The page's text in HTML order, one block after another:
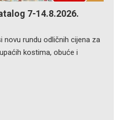
7-14.8.2026.
novu rundu odličnih cijena za
kostima, obuće i